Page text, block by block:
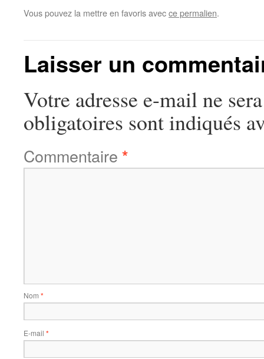
Vous pouvez la mettre en favoris avecce permalien.
Laisser un
Votre adresse e-mail ne
obligatoires sont indiqués
Commentaire *
Nom *
E-mail *